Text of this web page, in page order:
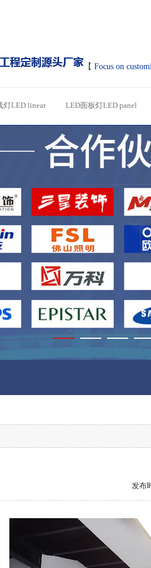
【 Focus on
灯LED linear LED面板灯LED panel
发布